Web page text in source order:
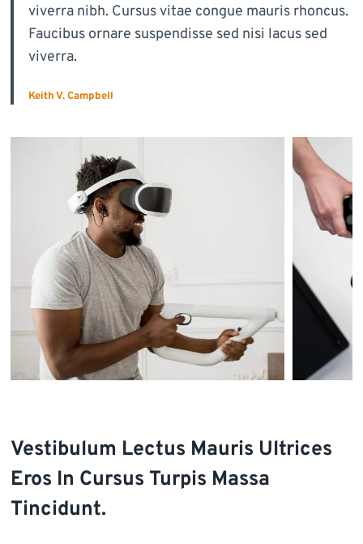
viverra nibh. Cursus vitae congue mauris rhoncus.
Faucibus ornare suspendisse sed nisi lacus sed
viverra.
Keith V. Campbell
Vestibulum Lectus Mauris Ultrices
Eros In Cursus Turpis Massa
Tincidunt.